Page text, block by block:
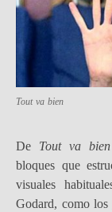
Tout va bien
De Tout va bien
bloques que
visuales
Godard, como los